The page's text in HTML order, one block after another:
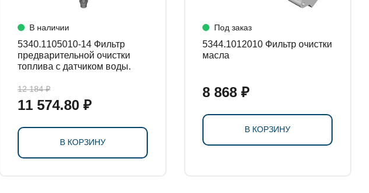
В наличии
5340.1105010-14 Фильтр
предварительной очистки
топлива с датчиком воды.
12 184 ₽
11 574.80 ₽
В КОРЗИНУ
Под заказ
5344.1012010 Фильтр очистки
масла
8 868 ₽
В КОРЗИНУ